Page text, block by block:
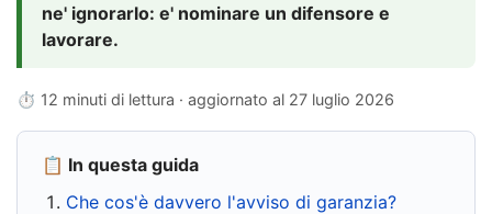
ne' ignorarlo: e' nominare un difensore e
lavorare.
⏱ 12 minuti di lettura · aggiornato al 27 luglio 2026
📋 In questa guida
Che cos'è davvero l'avviso di garanzia?